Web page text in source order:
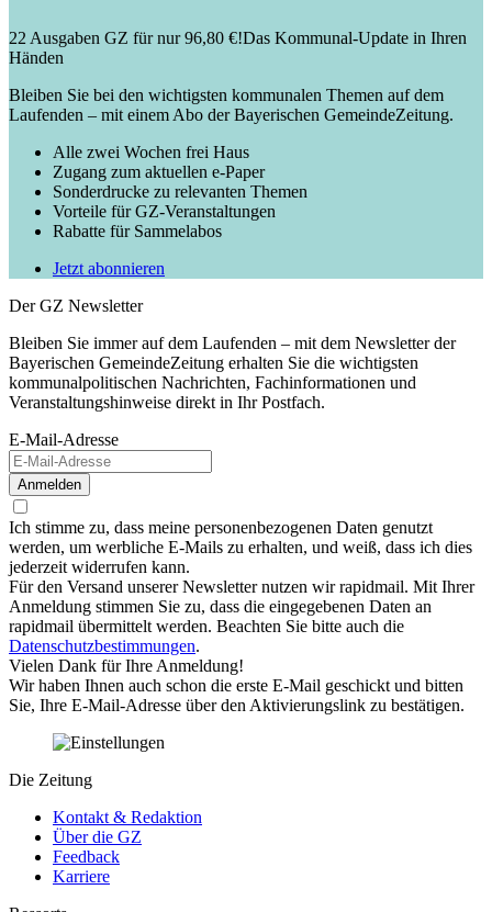
22 Ausgaben GZ für nur 96,80 €!Das Kommunal-Update in Ihren
Händen
Bleiben Sie bei den wichtigsten kommunalen Themen auf dem
Laufenden – mit einem Abo der Bayerischen GemeindeZeitung.
Alle zwei Wochen frei Haus
Zugang zum aktuellen e-Paper
Sonderdrucke zu relevanten Themen
Vorteile für GZ-Veranstaltungen
Rabatte für Sammelabos
Jetzt abonnieren
Der GZ Newsletter
Bleiben Sie immer auf dem Laufenden – mit dem Newsletter der
Bayerischen GemeindeZeitung erhalten Sie die wichtigsten
kommunalpolitischen Nachrichten, Fachinformationen und
Veranstaltungshinweise direkt in Ihr Postfach.
E-Mail-Adresse
Anmelden
Ich stimme zu, dass meine personenbezogenen Daten genutzt
werden, um werbliche E-Mails zu erhalten, und weiß, dass ich dies
jederzeit widerrufen kann.
Für den Versand unserer Newsletter nutzen wir rapidmail. Mit Ihrer
Anmeldung stimmen Sie zu, dass die eingegebenen Daten an
rapidmail übermittelt werden. Beachten Sie bitte auch die
Datenschutzbestimmungen.
Vielen Dank für Ihre Anmeldung!
Wir haben Ihnen auch schon die erste E-Mail geschickt und bitten
Sie, Ihre E-Mail-Adresse über den Aktivierungslink zu bestätigen.
Die Zeitung
Kontakt & Redaktion
Über die GZ
Feedback
Karriere